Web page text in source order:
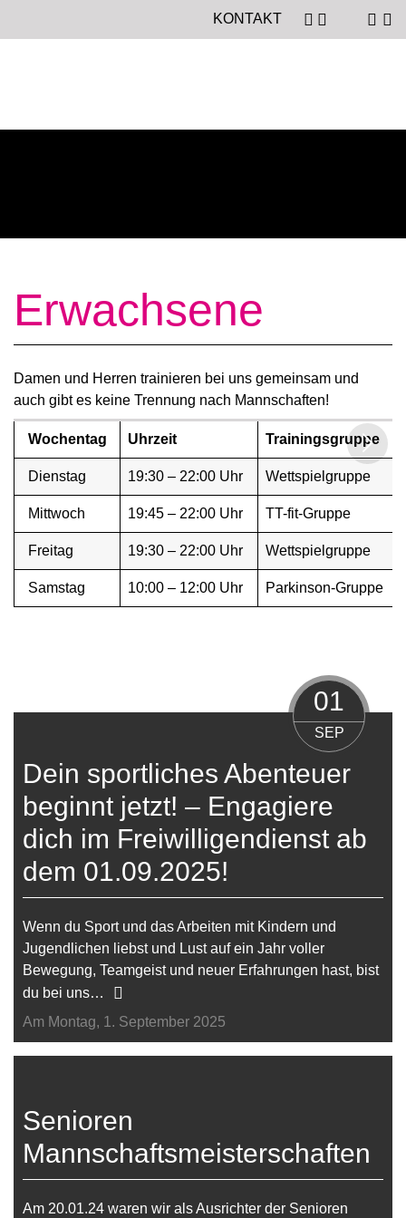
KONTAKT
Erwachsene
Damen und Herren trainieren bei uns gemeinsam und
auch gibt es keine Trennung nach Mannschaften!
Wochentag Uhrzeit Trainingsgruppe
Dienstag 19:30 – 22:00 Uhr Wettspielgruppe
Mittwoch 19:45 – 22:00 Uhr TT-fit-Gruppe
Freitag 19:30 – 22:00 Uhr Wettspielgruppe
Samstag 10:00 – 12:00 Uhr Parkinson-Gruppe
Dein sportliches Abenteuer
beginnt jetzt! – Engagiere
dich im Freiwilligendienst ab
dem 01.09.2025!
01
SEP
Wenn du Sport und das Arbeiten mit Kindern und
Jugendlichen liebst und Lust auf ein Jahr voller
Bewegung, Teamgeist und neuer Erfahrungen hast, bist
du bei uns…
Am Montag, 1. September 2025
Senioren
Mannschaftsmeisterschaften
Am 20.01.24 waren wir als Ausrichter der Senioren